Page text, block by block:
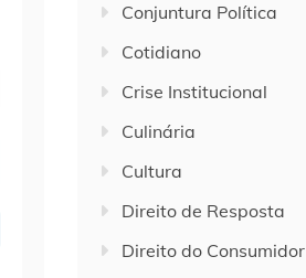
Conjuntura Política
Cotidiano
Crise Institucional
Culinária
Cultura
Direito de Resposta
Direito do Consumidor